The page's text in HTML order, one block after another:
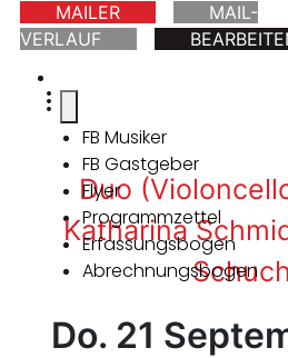
MAILER
MAIL-
VERLAUF
FB Musiker
FB Gastgeber
Flyer
Programmzettel
Erfassungsbogen
Abrechnungsbogen
Duo
Katharina
Do. 21